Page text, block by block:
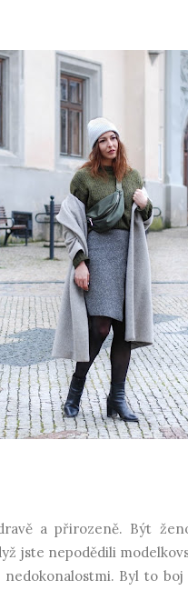
a přirozeně. Být
jste nepodědili
Byl to